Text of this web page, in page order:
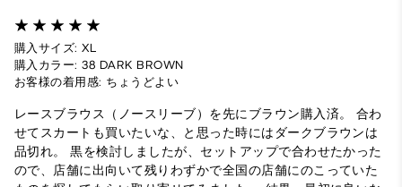
購入サイズ: XL
購入カラー: 38 DARK BROWN
お客様の着用感: ちょうどよい
レースブラウス（ノースリーブ）を先にブラウン購入済。 合わ
せてスカートも買いたいな、と思った時にはダークブラウンは
品切れ。 黒を検討しましたが、セットアップで合わせたかった
ので、店舗に出向いて残りわずかで全国の店舗にのこっていた